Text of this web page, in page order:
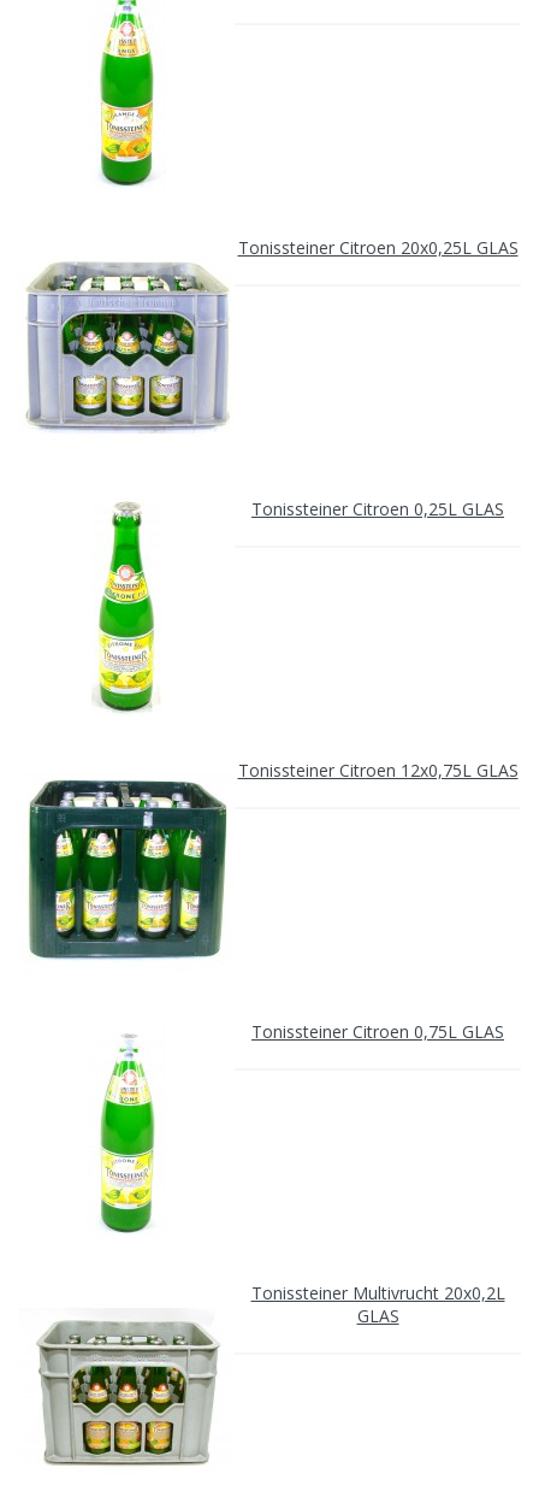
Tonissteiner Citroen 20x0,25L GLAS
Tonissteiner Citroen 0,25L GLAS
Tonissteiner Citroen 12x0,75L GLAS
Tonissteiner Citroen 0,75L GLAS
Tonissteiner Multivrucht 20x0,2L
GLAS